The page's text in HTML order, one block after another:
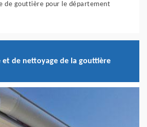
de gouttière pour le département
et de nettoyage de la gouttière